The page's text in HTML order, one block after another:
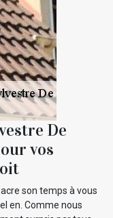
De
vos
son temps à vous
en. Comme nous